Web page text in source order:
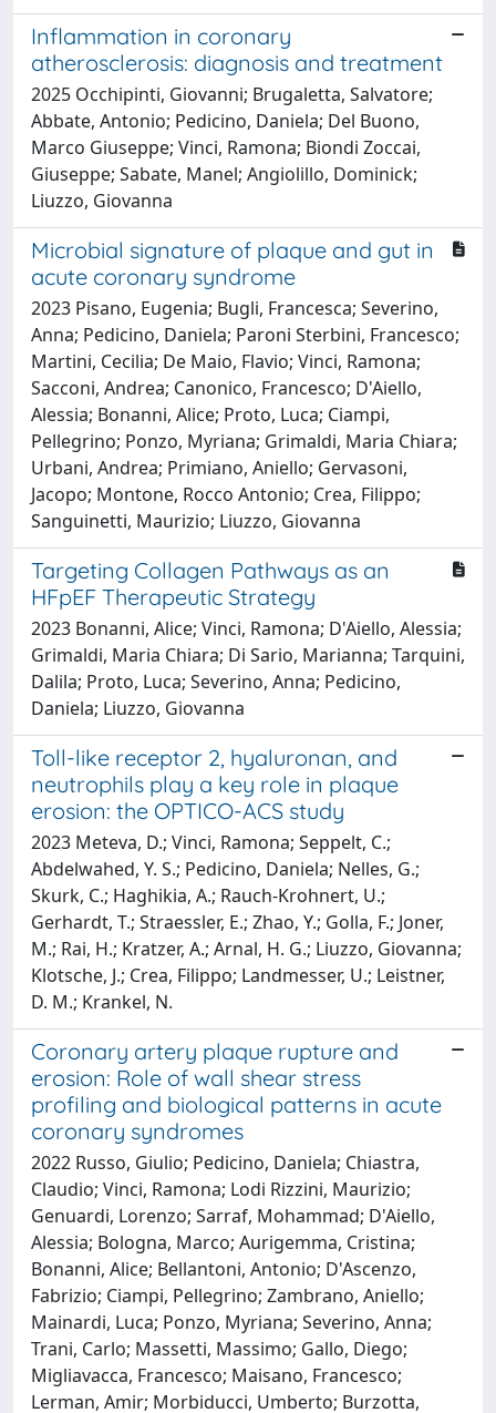
Inflammation in coronary
atherosclerosis: diagnosis and treatment
2025 Occhipinti, Giovanni; Brugaletta, Salvatore;
Abbate, Antonio; Pedicino, Daniela; Del Buono,
Marco Giuseppe; Vinci, Ramona; Biondi Zoccai,
Giuseppe; Sabate, Manel; Angiolillo, Dominick;
Liuzzo, Giovanna
Microbial signature of plaque and gut in
acute coronary syndrome
2023 Pisano, Eugenia; Bugli, Francesca; Severino,
Anna; Pedicino, Daniela; Paroni Sterbini, Francesco;
Martini, Cecilia; De Maio, Flavio; Vinci, Ramona;
Sacconi, Andrea; Canonico, Francesco; D'Aiello,
Alessia; Bonanni, Alice; Proto, Luca; Ciampi,
Pellegrino; Ponzo, Myriana; Grimaldi, Maria Chiara;
Urbani, Andrea; Primiano, Aniello; Gervasoni,
Jacopo; Montone, Rocco Antonio; Crea, Filippo;
Sanguinetti, Maurizio; Liuzzo, Giovanna
Targeting Collagen Pathways as an
HFpEF Therapeutic Strategy
2023 Bonanni, Alice; Vinci, Ramona; D'Aiello, Alessia;
Grimaldi, Maria Chiara; Di Sario, Marianna; Tarquini,
Dalila; Proto, Luca; Severino, Anna; Pedicino,
Daniela; Liuzzo, Giovanna
Toll-like receptor 2, hyaluronan, and
neutrophils play a key role in plaque
erosion: the OPTICO-ACS study
2023 Meteva, D.; Vinci, Ramona; Seppelt, C.;
Abdelwahed, Y. S.; Pedicino, Daniela; Nelles, G.;
Skurk, C.; Haghikia, A.; Rauch-Krohnert, U.;
Gerhardt, T.; Straessler, E.; Zhao, Y.; Golla, F.; Joner,
M.; Rai, H.; Kratzer, A.; Arnal, H. G.; Liuzzo, Giovanna;
Klotsche, J.; Crea, Filippo; Landmesser, U.; Leistner,
D. M.; Krankel, N.
Coronary artery plaque rupture and
erosion: Role of wall shear stress
profiling and biological patterns in acute
coronary syndromes
2022 Russo, Giulio; Pedicino, Daniela; Chiastra,
Claudio; Vinci, Ramona; Lodi Rizzini, Maurizio;
Genuardi, Lorenzo; Sarraf, Mohammad; D'Aiello,
Alessia; Bologna, Marco; Aurigemma, Cristina;
Bonanni, Alice; Bellantoni, Antonio; D'Ascenzo,
Fabrizio; Ciampi, Pellegrino; Zambrano, Aniello;
Mainardi, Luca; Ponzo, Myriana; Severino, Anna;
Trani, Carlo; Massetti, Massimo; Gallo, Diego;
Migliavacca, Francesco; Maisano, Francesco;
Lerman, Amir; Morbiducci, Umberto; Burzotta,